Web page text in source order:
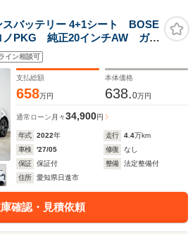
バッテリー 4+1シート BOSE
ノPKG 純正20インチAW ガラ
トリフト ベージュレザーイ
ン
イン相談可
支払総額
658万円
本体価格
638.0万円
通常ローン 月々34,900円
年式 2022年 走行 4.4万km
車検
'27/05 修復
なし
保証
保証付 整備
法定整備付
住所
愛知県日進市
確認・見積依頼